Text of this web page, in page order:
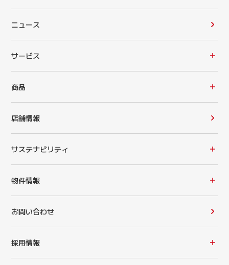
ニュース
サービス
商品
店舗情報
サステナビリティ
物件情報
お問い合わせ
採用情報